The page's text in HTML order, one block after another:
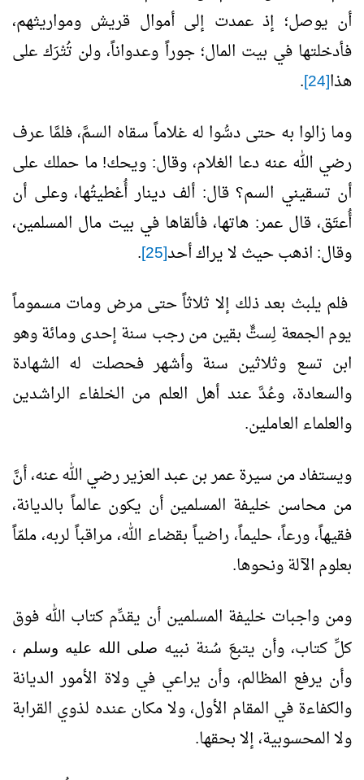
أن يوصل؛ إذ عمدت إلى أموال قريش ومواريثهم،
فأدخلتها في بيت المال؛ جوراً وعدواناً، ولن تُتْرَك على
هذا[24]
.
وما زالوا به حتى دسُّوا له غلاماً سقاه السمَّ، فلمَّا عرف
رضي الله عنه دعا الغلام، وقال: ويحك! ما حملك على
أن تسقيني السم؟ قال: ألف دينار أُعْطيتُها، وعلى أن
أُعتَق، قال عمر: هاتها، فألقاها في بيت مال المسلمين،
وقال: اذهب حيث لا يراك أحد[25]
.
فلم يلبث بعد ذلك إلا ثلاثاً حتى مرض ومات مسموماً
يوم الجمعة لِستٍّ بقين من رجب سنة إحدى ومائة وهو
ابن تسع وثلاثين سنة وأشهر فحصلت له الشهادة
والسعادة، وعُدَّ عند أهل العلم من الخلفاء الراشدين
والعلماء العاملين.
ويستفاد من سيرة عمر بن عبد العزير رضي الله عنه، أنَّ
من محاسن خليفة المسلمين أن يكون عالماً بالديانة،
فقيهاً، ورعاً، حليماً، راضياً بقضاء الله، مراقباً لربه، ملمّاً
بعلوم الآلة ونحوها.
ومن واجبات خليفة المسلمين أن يقدِّم كتاب الله فوق
كلِّ كتاب، وأن يتبعَ سُنة نبيه صلى الله عليه وسلم ،
وأن يرفع المظالم، وأن يراعي في ولاة الأمور الديانة
والكفاءة في المقام الأول، ولا مكان عنده لذوي القرابة
ولا المحسوبية، إلا بحقها.